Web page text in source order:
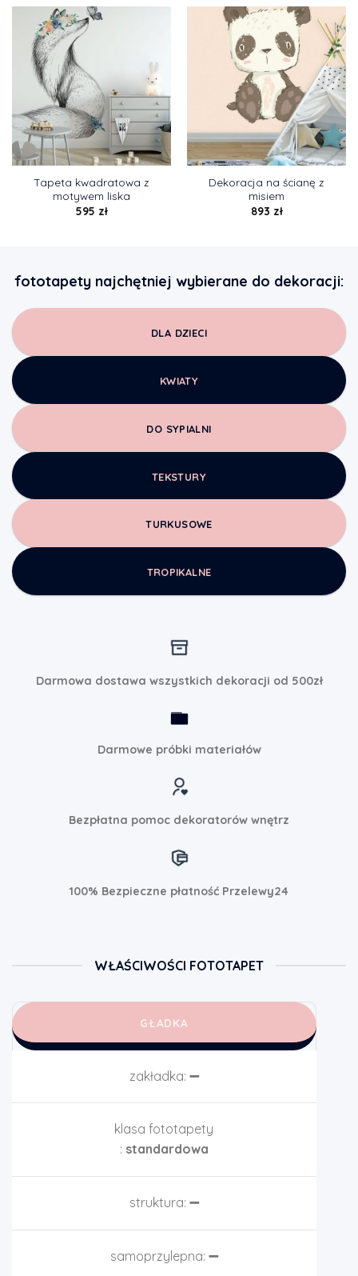
Tapeta kwadratowa z
motywem liska
595 zł
Dekoracja na ścianę z
misiem
893 zł
fototapety najchętniej wybierane do dekoracji:
DLA DZIECI
KWIATY
DO SYPIALNI
TEKSTURY
TURKUSOWE
TROPIKALNE
Darmowa dostawa wszystkich dekoracji od 500zł
Darmowe próbki materiałów
Bezpłatna pomoc dekoratorów wnętrz
100% Bezpieczne płatność Przelewy24
WŁAŚCIWOŚCI FOTOTAPET
GŁADKA
zakładka: ➖
klasa fototapety
: standardowa
struktura: ➖
samoprzylepna: ➖